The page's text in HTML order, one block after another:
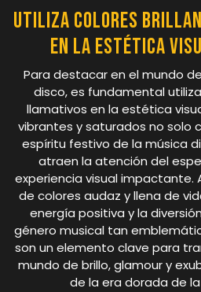
Utiliza colores
en la estética
Para destacar en el mundo
disco, es fundamental
llamativos en la estética
vibrantes y saturados no solo
espíritu festivo de la música
atraen la atención del
experiencia visual impactante.
de colores audaz y llena de
energía positiva y la
género musical tan
son un elemento clave para
mundo de brillo, glamour y
de la era dorada de